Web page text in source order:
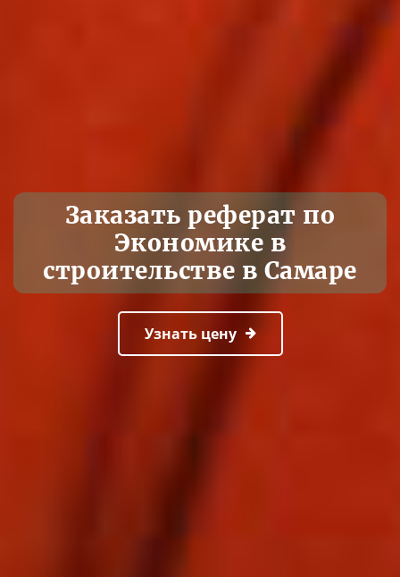
Заказать реферат по
Экономике в
строительстве в Самаре
Узнать цену